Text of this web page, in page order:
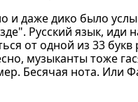
и даже дико было
Русский язык, иди
от одной из 33 букв
музыканты тоже
Бесячая нота. Или